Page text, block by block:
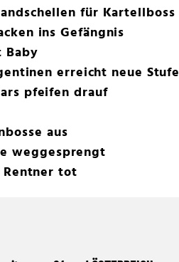
für Kartellboss
ins Gefängnis
Baby
erreicht neue Stufe
pfeifen drauf
aus
weggesprengt
Rentner tot